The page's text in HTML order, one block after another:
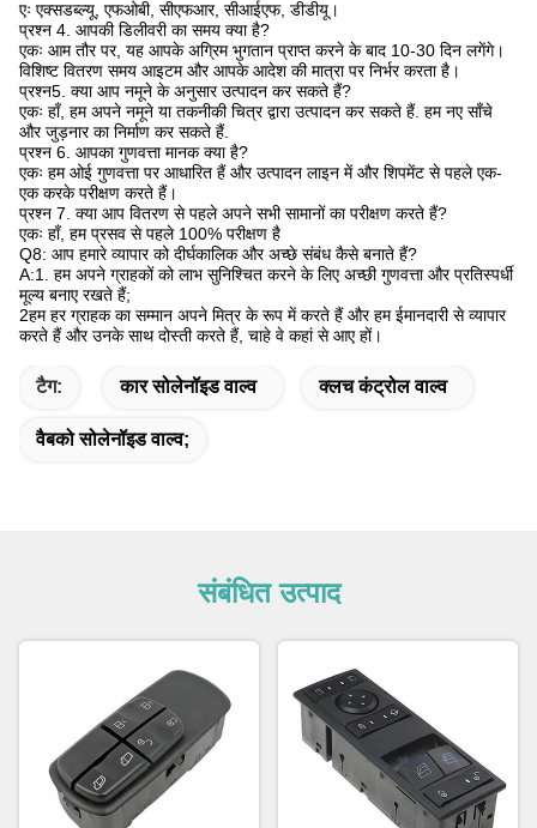
एः एक्सडब्ल्यू, एफओबी, सीएफआर, सीआईएफ, डीडीयू।
प्रश्न 4. आपकी डिलीवरी का समय क्या है?
एकः आम तौर पर, यह आपके अग्रिम भुगतान प्राप्त करने के बाद 10-30 दिन लगेंगे।
विशिष्ट वितरण समय आइटम और आपके आदेश की मात्रा पर निर्भर करता है।
प्रश्न5. क्या आप नमूने के अनुसार उत्पादन कर सकते हैं?
एकः हाँ, हम अपने नमूने या तकनीकी चित्र द्वारा उत्पादन कर सकते हैं. हम नए साँचे
और जुड़नार का निर्माण कर सकते हैं.
प्रश्न 6. आपका गुणवत्ता मानक क्या है?
एकः हम ओई गुणवत्ता पर आधारित हैं और उत्पादन लाइन में और शिपमेंट से पहले एक-
एक करके परीक्षण करते हैं।
प्रश्न 7. क्या आप वितरण से पहले अपने सभी सामानों का परीक्षण करते हैं?
एकः हाँ, हम प्रसव से पहले 100% परीक्षण है
Q8: आप हमारे व्यापार को दीर्घकालिक और अच्छे संबंध कैसे बनाते हैं?
A:1. हम अपने ग्राहकों को लाभ सुनिश्चित करने के लिए अच्छी गुणवत्ता और प्रतिस्पर्धी
मूल्य बनाए रखते हैं;
2हम हर ग्राहक का सम्मान अपने मित्र के रूप में करते हैं और हम ईमानदारी से व्यापार
करते हैं और उनके साथ दोस्ती करते हैं, चाहे वे कहां से आए हों।
टैग: कार सोलेनॉइड वाल्व क्लच कंट्रोल वाल्व
वैबको सोलेनॉइड वाल्व;
संबंधित उत्पाद